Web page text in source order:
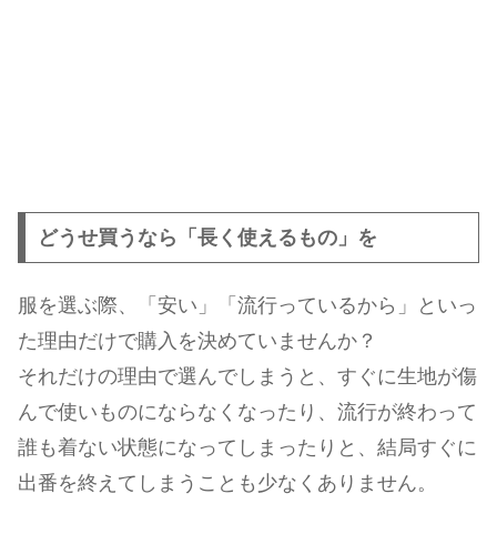
どうせ買うなら「長く使えるもの」を
服を選ぶ際、「安い」「流行っているから」といっ
た理由だけで購入を決めていませんか？
それだけの理由で選んでしまうと、すぐに生地が傷
んで使いものにならなくなったり、流行が終わって
誰も着ない状態になってしまったりと、結局すぐに
出番を終えてしまうことも少なくありません。